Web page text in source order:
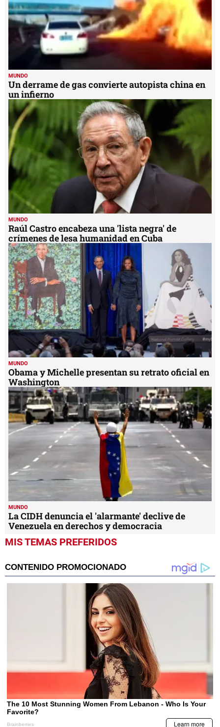
MUNDO
Un derrame de gas convierte autopista china en
un infierno
MUNDO
Raúl Castro encabeza una 'lista negra' de
crímenes de lesa humanidad en Cuba
MUNDO
Obama y Michelle presentan su retrato oficial en
Washington
MUNDO
La CIDH denuncia el 'alarmante' declive de
Venezuela en derechos y democracia
MIS TEMAS PREFERIDOS